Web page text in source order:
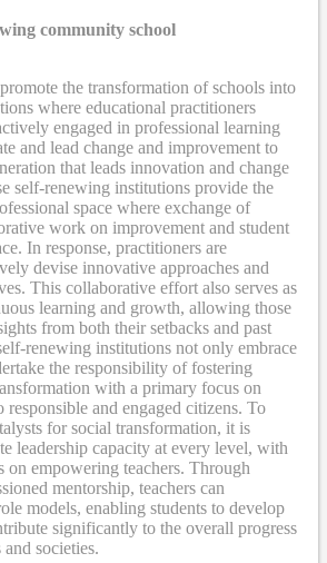
community school
the transformation of schools into
where educational practitioners
engaged in professional learning
and lead change and improvement to
that leads innovation and change
self-renewing institutions provide the
space where exchange of
work on improvement and student
In response, practitioners are
devise innovative approaches and
This collaborative effort also serves as
learning and growth, allowing those
from both their setbacks and past
renewing institutions not only embrace
the responsibility of fostering
with a primary focus on
responsible and engaged citizens. To
for social transformation, it is
leadership capacity at every level, with
on empowering teachers. Through
mentorship, teachers can
models, enabling students to develop
significantly to the overall progress
societies.